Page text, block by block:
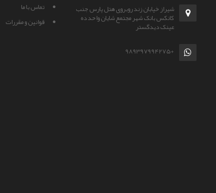
شیراز خیابان زند روبروی هتل پارس جنب
کانکس بانک شهر مجتمع شایان واحد ده
عینک دیدگستر
+989397994275
تماس با ما
قوانين و مقررات